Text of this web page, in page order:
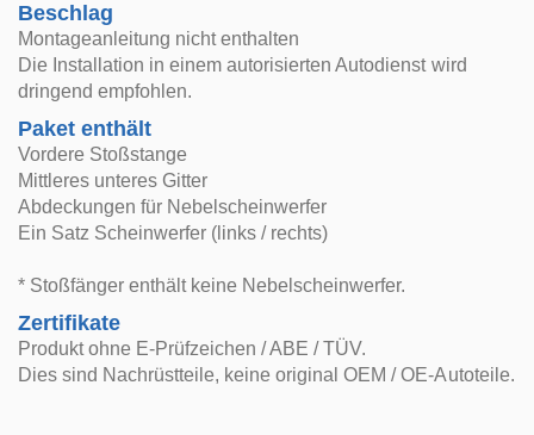
Beschlag
Montageanleitung nicht enthalten
Die Installation in einem autorisierten Autodienst wird
dringend empfohlen.
Paket enthält
Vordere Stoßstange
Mittleres unteres Gitter
Abdeckungen für Nebelscheinwerfer
Ein Satz Scheinwerfer (links / rechts)
* Stoßfänger enthält keine Nebelscheinwerfer.
Zertifikate
Produkt ohne E-Prüfzeichen / ABE / TÜV.
Dies sind Nachrüstteile, keine original OEM / OE-Autoteile.